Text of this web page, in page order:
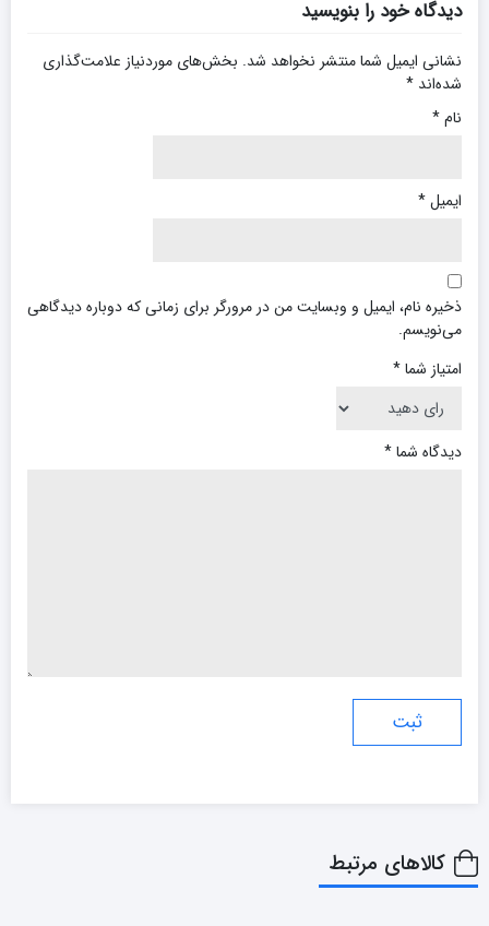
دیدگاه خود را بنویسید
نشانی ایمیل شما منتشر نخواهد شد. بخش‌های موردنیاز علامت‌گذاری
شده‌اند *
نام*
ایمیل*
ذخیره نام، ایمیل و وبسایت من در مرورگر برای زمانی که دوباره دیدگاهی
می‌نویسم.
امتیاز شما*
دیدگاه شما*
کالاهای مرتبط